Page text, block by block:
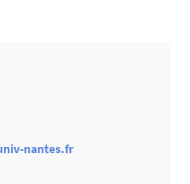
nantes.fr